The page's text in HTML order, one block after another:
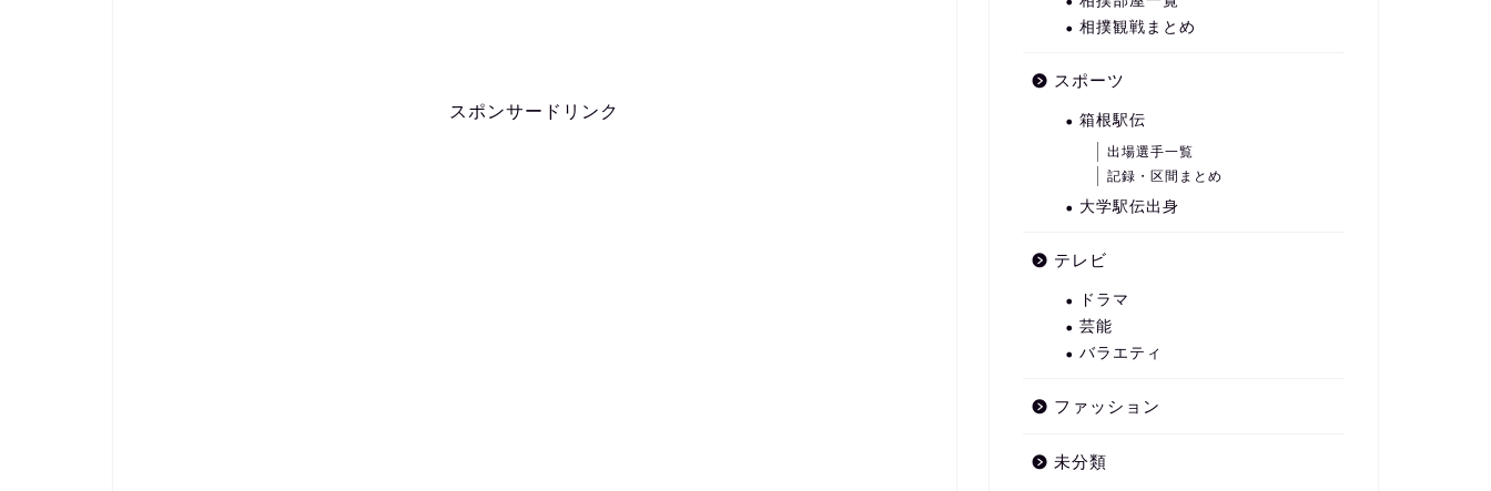
スポンサードリンク
相撲観戦まとめ
スポーツ
箱根駅伝
出場選手一覧
記録・区間まとめ
大学駅伝出身
テレビ
ドラマ
芸能
バラエティ
ファッション
未分類